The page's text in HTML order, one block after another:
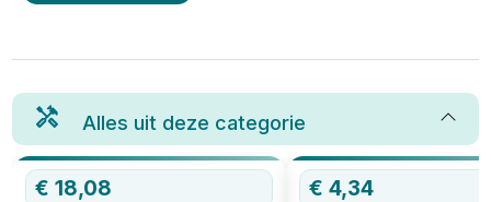
Alles uit deze categorie
€18,08 €4,34